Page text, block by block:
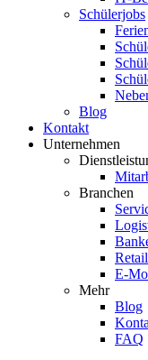
Schülerjobs
Blog
Kontakt
Unternehmen
Branchen
Retail
E-
Mehr
Blog
FAQ